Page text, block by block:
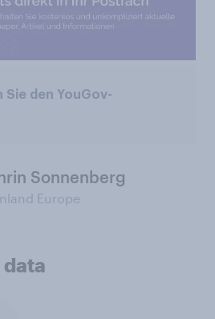
Sie den YouGov-
Sonnenberg
Europe